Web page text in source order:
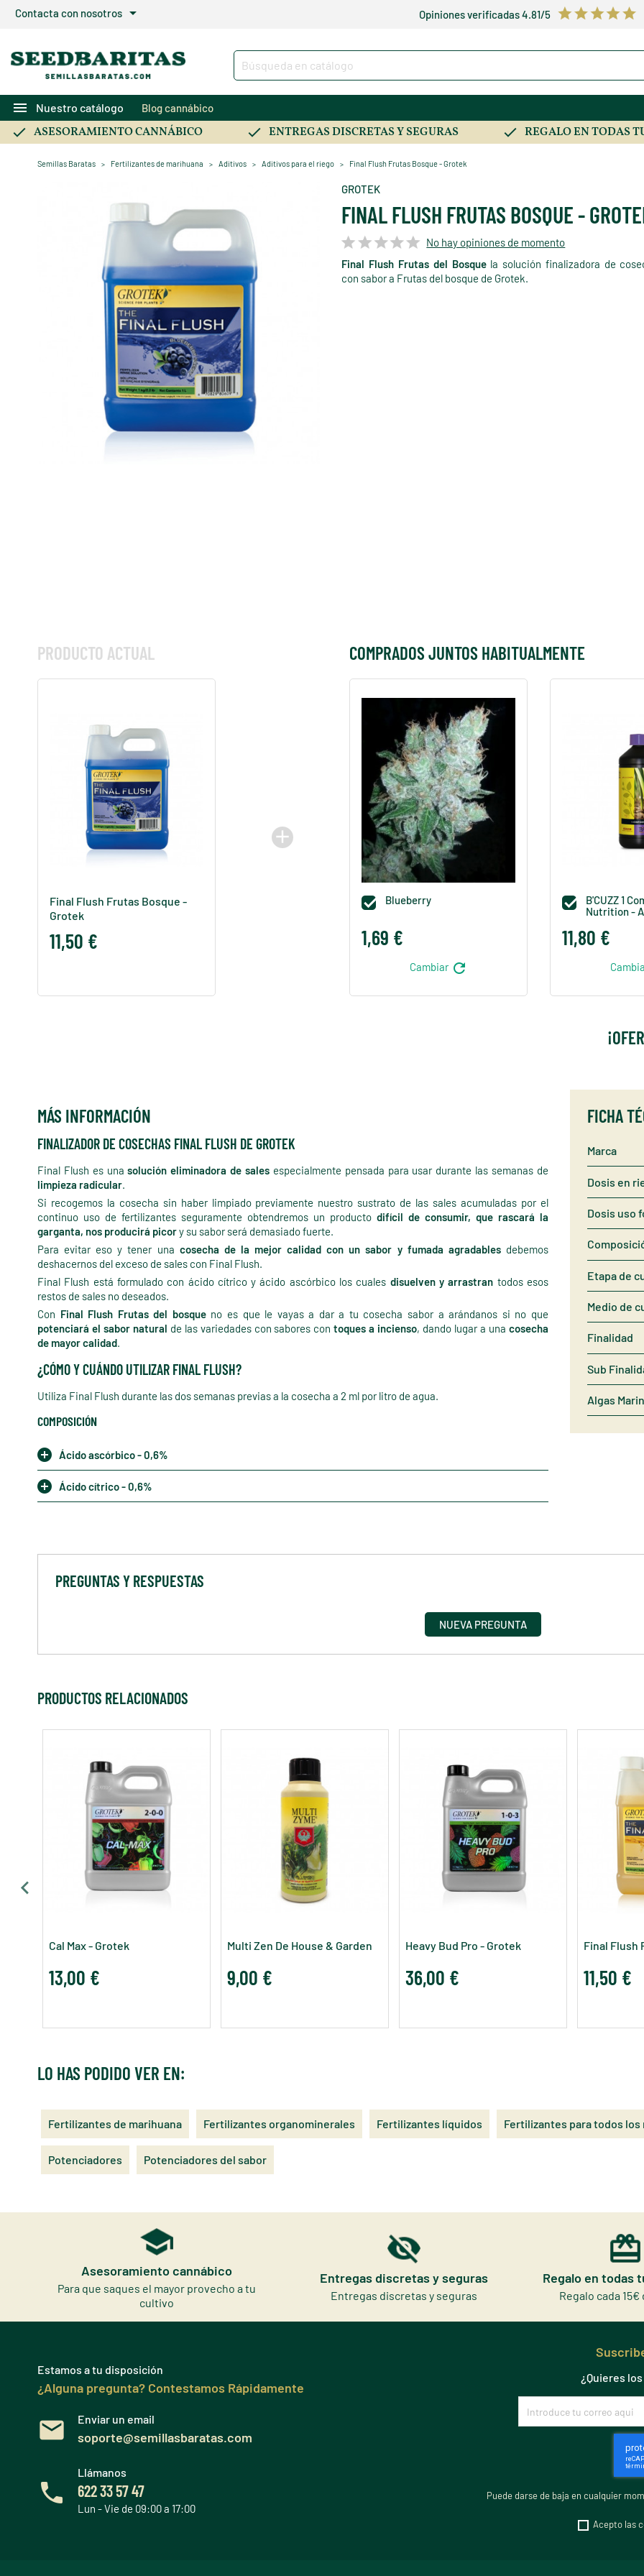
Contacta con nosotros arrow_drop_down Opiniones verificadas 4.81/5
menu Nuestro catálogo Blog cannábico
ASESORAMIENTO CANNÁBICO ENTREGAS DISCRETAS Y SEGURAS REGALO EN TODAS
Semillas Baratas Fertilizantes de marihuana Aditivos Aditivos para el riego Final Flush Frutas Bosque - Grotek
GROTEK
FINAL FLUSH FRUTAS BOSQUE -
No hay opiniones de momento
Final Flush Frutas del Bosquela solución finalizadora de
con sabor a Frutas del bosque de Grotek.
PRODUCTO ACTUAL COMPRADOS JUNTOS HABITUALMENTE
Final Flush Frutas Bosque -
Grotek
11,50 €
add
 Blueberry
1,69 €
Cambiar refresh

B'CUZZ 1
Nutrition -
11,80 €
MÁS INFORMACIÓN
FINALIZADOR DE COSECHAS FINAL FLUSH DE GROTEK
Final Flush es unasolución eliminadora de sales especialmente pensada para usar durante las semanas de
limpieza radicular.
Si recogemos la cosecha sin haber limpiado previamente nuestro sustrato de las sales acumuladas por el
continuo uso de fertilizantes seguramente obtendremos un producto difícil de consumir, que rascará la
garganta, nos producirá picory su sabor será demasiado fuerte.
Para evitar eso y tener una cosecha de la mejor calidad con un sabor y fumada agradablesdebemos
deshacernos del exceso de sales con Final Flush.
Final Flush está formulado con ácido cítrico y ácido ascórbico los cuales disuelven y arrastran todos esos
restos de sales no deseados.
Con Final Flush Frutas del bosqueno es que le vayas a dar a tu cosecha sabor a arándanos si no que
potenciará el sabor natural de las variedades con sabores contoques a incienso, dando lugar a una cosecha
de mayor calidad.
¿CÓMO Y CUÁNDO UTILIZAR FINAL FLUSH?
Utiliza Final Flush durante las dos semanas previas a la cosecha a 2 ml por litro de agua.
COMPOSICIÓN
Ácido ascórbico - 0,6%
Ácido cítrico - 0,6%
FICHA
Marca
Dosis en
Dosis uso
Etapa de
Medio de
Finalidad
Sub
Algas
PREGUNTAS Y RESPUESTAS
NUEVA PREGUNTA
PRODUCTOS RELACIONADOS
Cal Max - Grotek
13,00 €
Multi Zen De House & Garden
9,00 €
Heavy Bud Pro - Grotek
36,00 €
Final Flush
11,50 €
LO HAS PODIDO VER EN:
Fertilizantes de marihuana Fertilizantes organominerales Fertilizantes líquidos Fertilizantes para todos los
Potenciadores Potenciadores del sabor
Asesoramiento cannábico
Para que saques el mayor provecho a tu
cultivo
Entregas discretas y seguras
Entregas discretas y seguras
Regalo en todas
Regalo cada
Estamos a tu disposición
¿Alguna pregunta? Contestamos Rápidamente
Enviar un email
soporte@semillasbaratas.com
Llámanos
622 33 57 47
Lun - Vie de 09:00 a 17:00
¿Quieres
Puede darse de baja en cualquier
Acepto las